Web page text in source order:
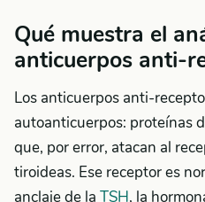
Qué muestra el
anticuerpos anti-
Los anticuerpos anti-
autoanticuerpos: proteínas
que, por error, atacan al
tiroideas. Ese receptor es
anclaje de la TSH, la